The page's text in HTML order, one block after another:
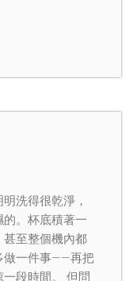
洗得很乾淨，
。杯底積著一
甚至整個機內都
做一件事——再把
段時間。 但問